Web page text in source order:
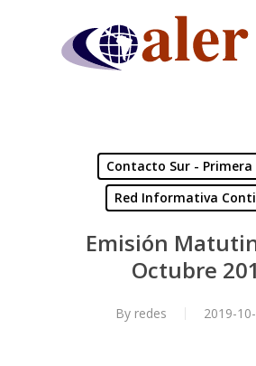
Contacto Sur - Primera
Red Informativa
Emisión
Octubre
By redes 2019-